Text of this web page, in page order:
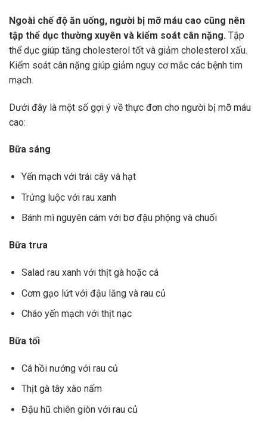
Ngoài chế độ ăn uống, người bị mỡ máu cao cũng nên
tập thể dục thường xuyên và kiểm soát cân nặng. Tập
thể dục giúp tăng cholesterol tốt và giảm cholesterol xấu.
Kiểm soát cân nặng giúp giảm nguy cơ mắc các bệnh tim
mạch.
Dưới đây là một số gợi ý về thực đơn cho người bị mỡ máu
cao:
Bữa sáng
Yến mạch với trái cây và hạt
Trứng luộc với rau xanh
Bánh mì nguyên cám với bơ đậu phộng và chuối
Bữa trưa
Salad rau xanh với thịt gà hoặc cá
Cơm gạo lứt với đậu lăng và rau củ
Cháo yến mạch với thịt nạc
Bữa tối
Cá hồi nướng với rau củ
Thịt gà tây xào nấm
Đậu hũ chiên giòn với rau củ